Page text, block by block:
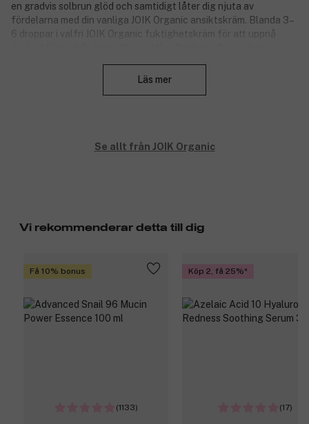
en gradvis solbrun glöd och samtidigt låter dig njuta av
fördelarna med din vanliga JOIK Organic ansiktskräm. Blanda 3–
6 droppar i valfri JOIK Organic fuktighetskräm för att uppnå
medan ekologisk aloe vera ger fukt och lugnar huden.
Läs mer
Se allt från JOIK Organic
Vi rekommenderar detta till dig
Få 10% bonus
(1133)
Köp 2, få 25%
(17)